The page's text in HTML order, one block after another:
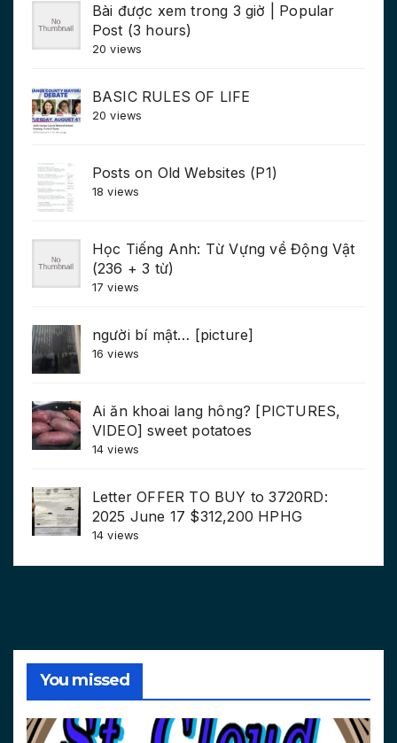
Bài được xem trong 3 giờ | Popular
Post (3 hours)
20 views
BASIC RULES OF LIFE
20 views
Posts on Old Websites (P1)
18 views
Học Tiếng Anh: Từ Vựng về Động Vật
(236 + 3 từ)
17 views
người bí mật… [picture]
16 views
Ai ăn khoai lang hông? [PICTURES,
VIDEO] sweet potatoes
14 views
Letter OFFER TO BUY to 3720RD:
2025 June 17 $312,200 HPHG
14 views
You missed